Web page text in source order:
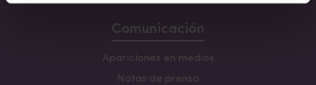
Comunicación
Apariciones en medios
Notas de prensa